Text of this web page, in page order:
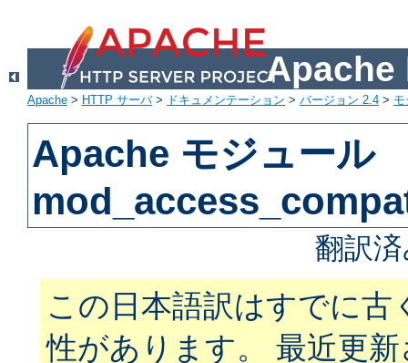
Apache
Apache > HTTP サーバ> ドキュメンテーション > バージョン 2.4 >
Apache モジュール
翻訳
この日本語訳はすでに古
性があります。 最近更